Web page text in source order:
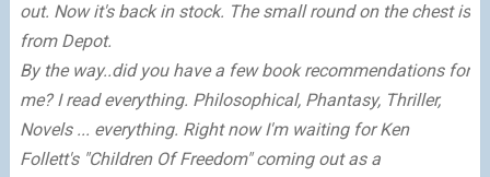
out. Now it's back in stock. The small round on the chest is
from Depot.
By the way..did you have a few book recommendations for
me?I read everything. Philosophical, Phantasy, Thriller,
Novels ... everything. Right now I'm waiting for Ken
Follett's "Children Of Freedom" coming out as a